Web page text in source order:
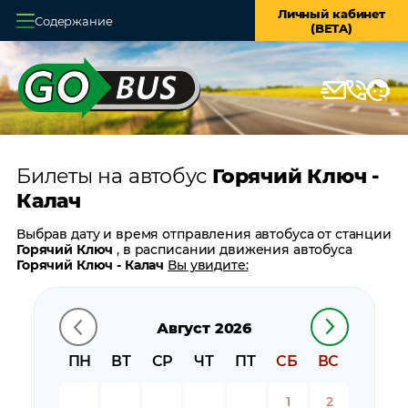
Содержание
Личный кабинет
(BETA)
Главная
О системе
Оплата и доставка
Возврат билетов
Заказ автобуса
Контакты
Билеты на автобус Горячий Ключ -
Калач
Август 2026
ПН
ВТ СР ЧТ ПТ СБ ВС
1 2
Выбрав дату и время отправления автобуса от станции
Горячий Ключ, в расписании движения автобуса
Горячий Ключ - Калач Вы увидите:
время прибытия
время в пути
цену билета